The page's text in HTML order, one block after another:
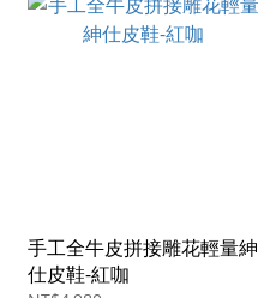
手工全牛皮拼接雕花輕量紳
仕皮鞋-紅咖